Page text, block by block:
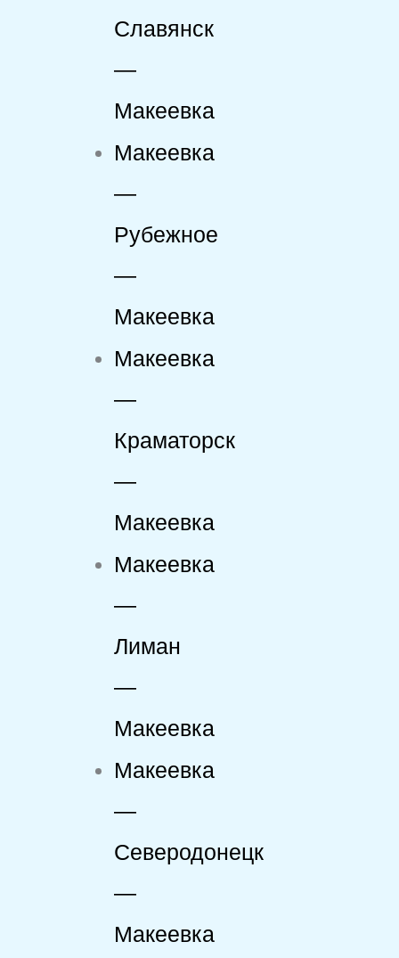
Славянск
—
Макеевка
Макеевка
—
Рубежное
—
Макеевка
Макеевка
—
Краматорск
—
Макеевка
Макеевка
—
Лиман
—
Макеевка
Макеевка
—
Северодонецк
—
Макеевка